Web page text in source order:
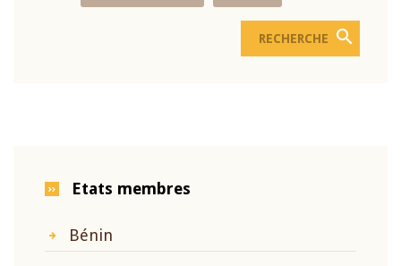
Etats membres
Bénin